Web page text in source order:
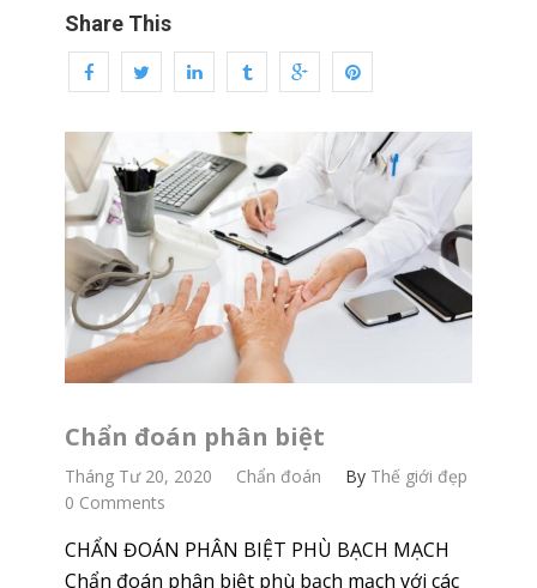
Share This
Chẩn đoán phân biệt
Tháng Tư 20, 2020 Chẩn đoán By Thế giới đẹp
0 Comments
CHẨN ĐOÁN PHÂN BIỆT PHÙ BẠCH MẠCH
Chẩn đoán phân biệt phù bạch mạch với các